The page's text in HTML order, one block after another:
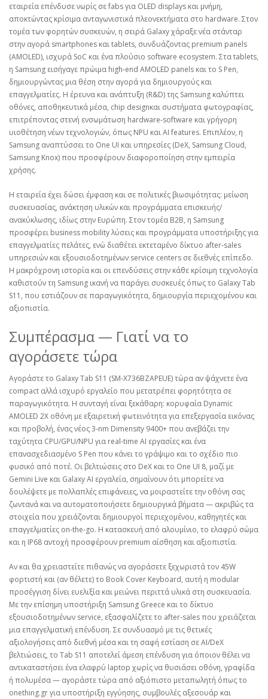
εταιρεία επένδυσε νωρίς σε fabs για OLED displays και μνήμη,
αποκτώντας κρίσιμα ανταγωνιστικά πλεονεκτήματα στο hardware. Στον
τομέα των φορητών συσκευών, η σειρά Galaxy χάραξε νέα στάνταρ
στην αγορά smartphones και tablets, συνδυάζοντας premium panels
(AMOLED), ισχυρά SoC και ένα πλούσιο software ecosystem. Στα tablets,
η Samsung εισήγαγε πρώιμα high‑end AMOLED panels και το S Pen,
δημιουργώντας μια θέση στην αγορά για δημιουργούς και
επαγγελματίες. Η έρευνα και ανάπτυξη (R&D) της Samsung καλύπτει
οθόνες, αποθηκευτικά μέσα, chip designκαι συστήματα φωτογραφίας,
επιτρέποντας στενή ενσωμάτωση hardware‑software και γρήγορη
υιοθέτηση νέων τεχνολογιών, όπως NPU και AI features. Επιπλέον, η
Samsung αναπτύσσει το One UI και υπηρεσίες (DeX, Samsung Cloud,
Samsung Knox) που προσφέρουν διαφοροποίηση στην εμπειρία
χρήσης.
Η εταιρεία έχει δώσει έμφαση και σε πολιτικές βιωσιμότητας: μείωση
συσκευασίας, ανάκτηση υλικών και προγράμματα επισκευής/
ανακύκλωσης, ιδίως στην Ευρώπη. Στον τομέα B2B, η Samsung
προσφέρει business mobility λύσεις και προγράμματα υποστήριξης για
επαγγελματίες πελάτες, ενώ διαθέτει εκτεταμένο δίκτυο after‑sales
υπηρεσιών και εξουσιοδοτημένων service centers σε διεθνές επίπεδο.
Η μακρόχρονη ιστορία και οι επενδύσεις στην κάθε κρίσιμη τεχνολογία
καθιστούν τη Samsung ικανή να παράγει συσκευές όπως το Galaxy Tab
S11, που εστιάζουν σε παραγωγικότητα, δημιουργία περιεχομένου και
αξιοπιστία.
Συμπέρασμα — Γιατί να το
αγοράσετε τώρα
Αγοράστε το Galaxy Tab S11 (SM‑X736BZAPEUE) τώρα αν ψάχνετε ένα
compact αλλά ισχυρό εργαλείο που μετατρέπει φορητότητα σε
παραγωγικότητα. Η συνταγή είναι ξεκάθαρη: κορυφαία Dynamic
AMOLED 2X οθόνη με εξαιρετική φωτεινότητα για επεξεργασία εικόνας
και προβολή, ένας νέος 3‑nm Dimensity 9400+ που ανεβάζει την
ταχύτητα CPU/GPU/NPU για real‑time AI εργασίες και ένα
επανασχεδιασμένο S Pen που κάνει το γράψιμο και το σχέδιο πιο
φυσικό από ποτέ. Οι βελτιώσεις στο DeX και το One UI 8, μαζί με
Gemini Live και Galaxy AI εργαλεία, σημαίνουν ότι μπορείτε να
δουλέψετε με πολλαπλές επιφάνειες, να μοιραστείτε την οθόνη σας
ζωντανά και να αυτοματοποιήσετε δημιουργικά βήματα — ακριβώς τα
στοιχεία που χρειάζονται δημιουργοί περιεχομένου, καθηγητές και
επαγγελματίες on‑the‑go. Η κατασκευή από αλουμίνιο, το ελαφρύ σώμα
και η IP68 αντοχή προσφέρουν premium αίσθηση και αξιοπιστία.
Αν και θα χρειαστείτε πιθανώς να αγοράσετε ξεχωριστά τον 45W
φορτιστή και (αν θέλετε) το Book Cover Keyboard, αυτή η modular
προσέγγιση δίνει ευελιξία και μειώνει περιττά υλικά στη συσκευασία.
Με την επίσημη υποστήριξη Samsung Greece και το δίκτυο
εξουσιοδοτημένων service, εξασφαλίζετε το after‑sales που χρειάζεται
μια επαγγελματική επένδυση. Σε συνδυασμό με τις θετικές
αξιολογήσεις από διεθνή μέσα και τη σαφή εστίαση σε AI/DeX
βελτιώσεις, το Tab S11 αποτελεί άμεση επένδυση για όποιον θέλει να
αντικαταστήσει ένα ελαφρύ laptop χωρίς να θυσιάσει οθόνη, γραφίδα
ή πολυμέσα — αγοράστε τώρα από αξιόπιστο μεταπωλητή όπως το
onething.gr για υποστήριξη εγγύησης, συμβουλές αξεσουάρ και